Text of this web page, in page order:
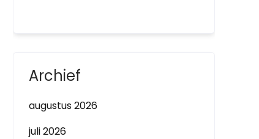
Archief
augustus 2026
juli 2026